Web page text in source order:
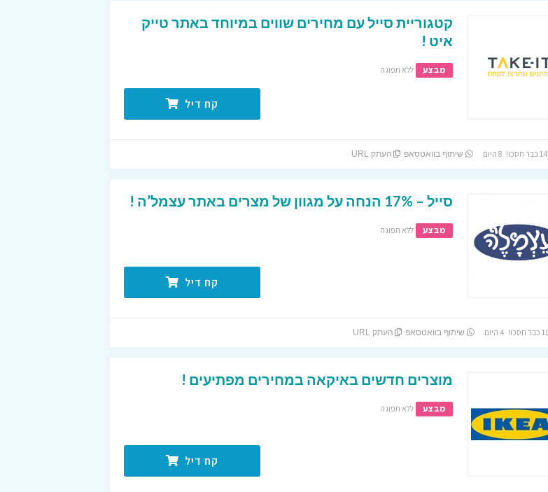
קטגוריית סייל עם מחירים שווים במיוחד באתר טייק
איט !
מבצע ללא תפוגה
קח דיל
שיתוף בוואטסאפ העתק URL
סייל – 17% הנחה על מגוון של מצרים באתר עצמל’ה !
מבצע ללא תפוגה
קח דיל
שיתוף בוואטסאפ העתק URL
מוצרים חדשים באיקאה במחירים מפתיעים !
מבצע ללא תפוגה
קח דיל